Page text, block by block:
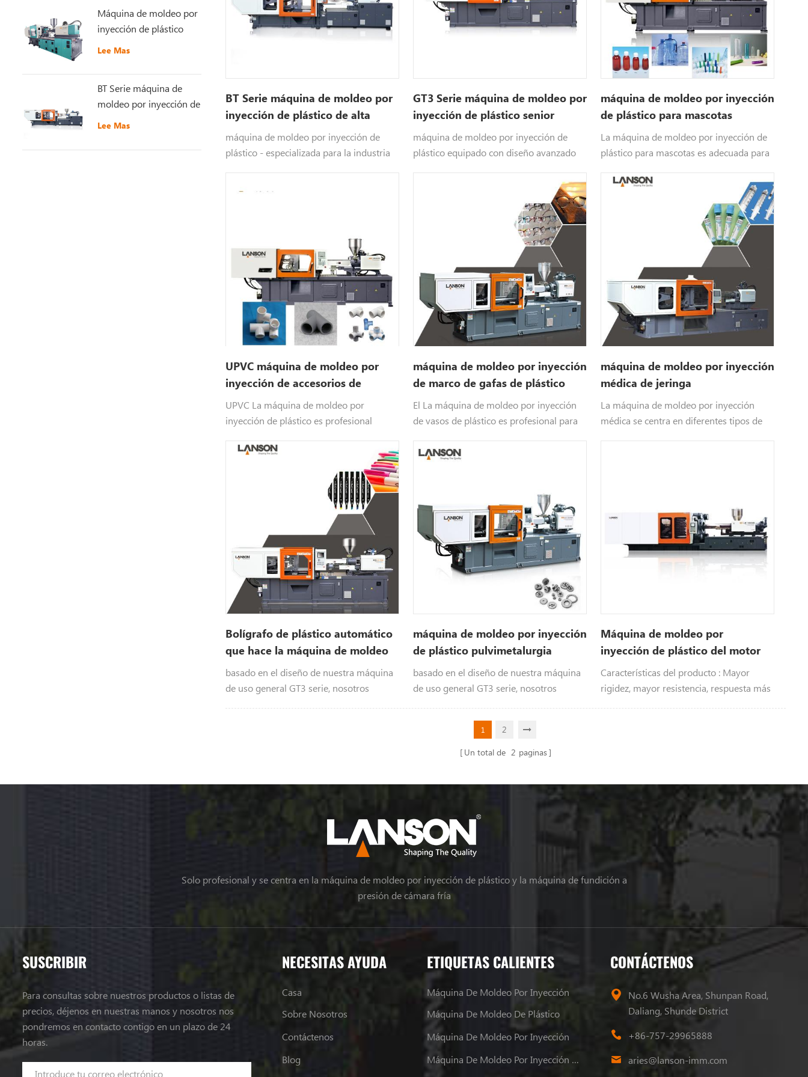
BT Serie máquina de moldeo por
inyección de plástico de alta
velocidad
máquina de moldeo por inyección de
plástico - especializada para la industria
GT3 Serie máquina de moldeo por
inyección de plástico senior
máquina de moldeo por inyección de
plástico equipado con diseño avanzado
autoinnovado y patentado por Lanson .
Nosotros tienen alrededor de 30 auto-
máquina de moldeo por inyección
de plástico para mascotas
La máquina de moldeo por inyección de
plástico para mascotas es adecuada para
industria de bebidas, industria de
envasado de alimentos e industria
UPVC máquina de moldeo por
inyección de accesorios de
plástico
UPVC La máquina de moldeo por
inyección de plástico es profesional
UPVC productos.
máquina de moldeo por inyección
de marco de gafas de plástico
El La máquina de moldeo por inyección
de vasos de plástico es profesional para
máquina de moldeo por inyección
médica de jeringa
La máquina de moldeo por inyección
médica se centra en diferentes tipos de
Bolígrafo de plástico automático
que hace la máquina de moldeo
por inyección
basado en el diseño de nuestra máquina
de uso general GT3 serie, nosotros
máquina de moldeo por inyección
de plástico pulvimetalurgia
basado en el diseño de nuestra máquina
de uso general GT3 serie, nosotros
plástico para polvo Metalurgia.
Máquina de moldeo por
inyección de plástico del motor
de 1000 toneladas
Características del producto : Mayor
rigidez, mayor resistencia, respuesta más
1
2
Un total de 2 paginas
Máquina de moldeo por
inyección de plástico
GT5-LS200S
Lee Mas
BT Serie máquina de
moldeo por inyección de
plástico de alta
Lee Mas
Solo profesional y se centra en la máquina de moldeo por inyección de plástico y la máquina de fundición a
presión de cámara fría
SUSCRIBIR
Para consultas sobre nuestros productos o listas de
precios, déjenos en nuestras manos y nosotros nos
pondremos en contacto contigo en un plazo de 24
horas.
NECESITAS AYUDA
Casa
Sobre Nosotros
Contáctenos
Blog
ETIQUETAS CALIENTES
Máquina De Moldeo Por Inyección
Máquina De Moldeo De Plástico
Máquina De Moldeo Por Inyección
Máquina De Moldeo Por Inyección De Plástico
CONTÁCTENOS
No.6 Wusha Area, Shunpan Road,
Daliang, Shunde District
+86-757-29965888
aries@lanson-imm.com